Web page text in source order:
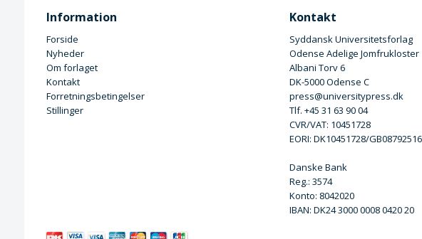
Information
Forside
Nyheder
Om forlaget
Kontakt
Forretningsbetingelser
Stillinger
Kontakt
Syddansk Universitetsforlag
Odense Adelige Jomfrukloster
Albani Torv 6
DK-5000 Odense C
press@universitypress.dk
Tlf. +45 31 63 90 04
CVR/VAT: 10451728
EORI: DK10451728/
Danske Bank
Reg.: 3574
Konto: 8042020
IBAN: DK24 3000 0008 0420 20